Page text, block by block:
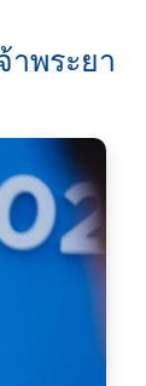
าพระยา